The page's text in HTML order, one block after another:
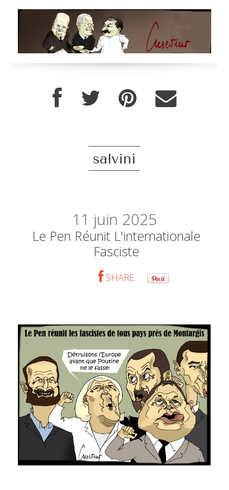
salvini
11 juin 2025
Le Pen Réunit L'internationale
Fasciste
SHARE